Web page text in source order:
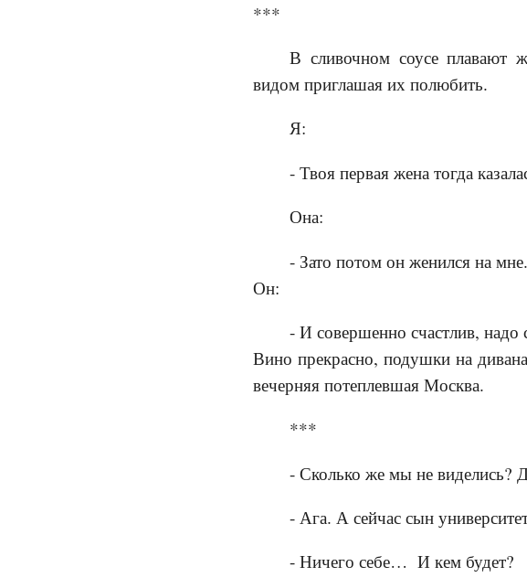
***
В сливочном соусе плавают
видом приглашая их полюбить.
Я:
- Твоя первая жена тогда
Она:
- Зато потом он женился на
Он:
- И совершенно счастлив, надо
Вино прекрасно, подушки на
вечерняя потеплевшая Москва.
***
- Сколько же мы не виделись?
- Ага. А сейчас сын
- Ничего себе… И кем будет?